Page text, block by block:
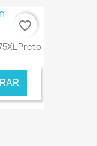
Preto
favorite_border